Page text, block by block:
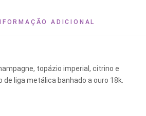
ADICIONAL
topázio imperial, citrino e
liga metálica banhado a ouro 18k.